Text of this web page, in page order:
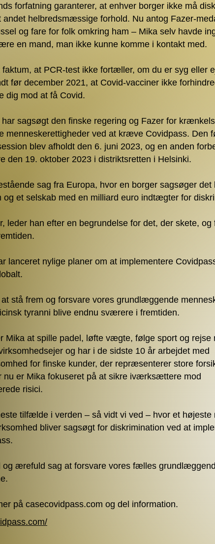
forfatning garanterer, at enhver borger ikke må
andet helbredsmæssige forhold. Nu antog Fazer-
og fare for folk omkring ham – Mika selv havde
en mand, man ikke kunne komme i kontakt med.
faktum, at PCR-test ikke fortæller, om du er syg eller
før december 2021, at Covid-vacciner ikke
dig mod at få Covid.
sagsøgt den finske regering og Fazer for
menneskerettigheder ved at kræve Covidpass. Den
blev afholdt den 6. juni 2023, og en anden
den 19. oktober 2023 i distriktsretten i Helsinki.
sag fra Europa, hvor en borger sagsøger det
og et selskab med en milliard euro indtægter for
leder han efter en begrundelse for det, der skete, og
lanceret nylige planer om at implementere
stå frem og forsvare vores grundlæggende
tyranni blive endnu sværere i fremtiden.
Mika at spille padel, løfte vægte, følge sport og rejse
og har i de sidste 10 år arbejdet med
for finske kunder, der repræsenterer store
nu er Mika fokuseret på at sikre iværksættere mod
risici.
tilfælde i verden – så vidt vi ved – hvor et højeste
bliver sagsøgt for diskrimination ved at
ærefuld sag at forsvare vores fælles
på casecovidpass.com og del information.